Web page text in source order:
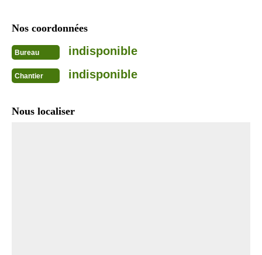
Nos coordonnées
Bureau indisponible
Chantier indisponible
Nous localiser